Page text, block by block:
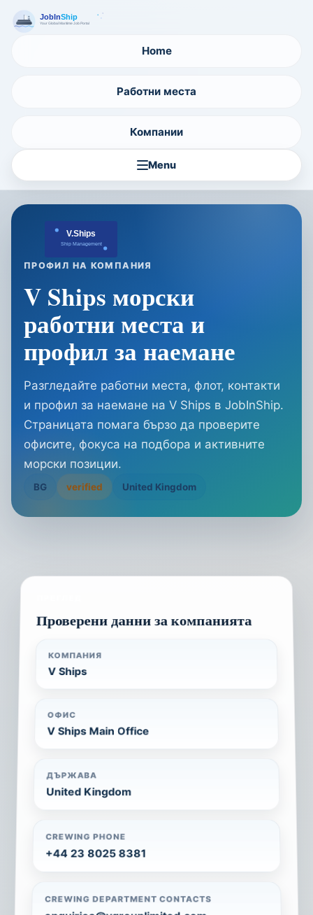
Home
Работни места
Компании
Menu
ПРОФИЛ НА КОМПАНИЯ
V Ships морски
работни места и
профил за наемане
Разгледайте работни места, флот, контакти
и профил за наемане на V Ships в JobInShip.
Страницата помага бързо да проверите
офисите, фокуса на подбора и активните
морски позиции.
BG verified United Kingdom
Проверени данни за компанията
КОМПАНИЯ
V Ships
ОФИС
V Ships Main Office
ДЪРЖАВА
United Kingdom
CREWING PHONE
+44 23 8025 8381
CREWING DEPARTMENT CONTACTS